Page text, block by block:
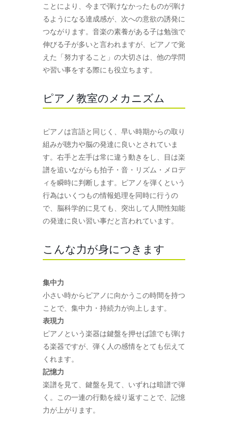
ことにより、今まで弾けなかったものが弾け
るようになる達成感が、次への意欲の誘発に
つながります。音楽の素養がある子は勉強で
伸びる子が多いと言われますが、ピアノで覚
えた「努力すること」の大切さは、他の学問
や習い事をする際にも役立ちます。
ピアノ教室のメカニズム
ピアノは言語と同じく、早い時期からの取り
組みが聴力や脳の発達に良いとされていま
す。右手と左手は常に違う動きをし、目は楽
譜を追いながらも拍子・音・リズム・メロデ
ィを瞬時に判断します。ピアノを弾くという
行為はいくつもの情報処理を同時に行うの
で、脳科学的に見ても、突出して人間性知能
の発達に良い習い事だと言われています。
こんな力が身につきます
集中力
小さい時からピアノに向かうこの時間を持つ
ことで、集中力・持続力が向上します。
表現力
ピアノという楽器は鍵盤を押せば誰でも弾け
る楽器ですが、弾く人の感情をとても伝えて
くれます。
記憶力
楽譜を見て、鍵盤を見て、いずれは暗譜で弾
く。この一連の行動を繰り返すことで、記憶
力が上がります。